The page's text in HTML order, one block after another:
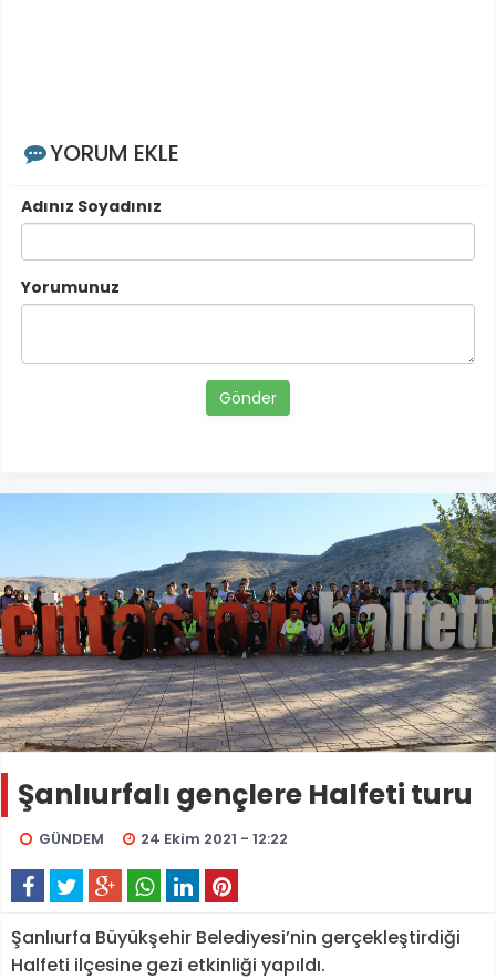
YORUM EKLE
Adınız Soyadınız
Yorumunuz
Gönder
Şanlıurfalı gençlere Halfeti turu
GÜNDEM 24 Ekim 2021 - 12:22
Şanlıurfa Büyükşehir Belediyesi’nin gerçekleştirdiği
Halfeti ilçesine gezi etkinliği yapıldı.